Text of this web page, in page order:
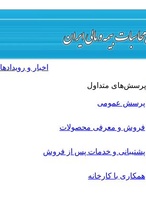
اخبار و رویدادها
پرسش‌های متداول
پرسش عمومی
فروش و معرفی محصولات
پشتیبانی و خدمات پس از فروش
همکاری با کارخانه